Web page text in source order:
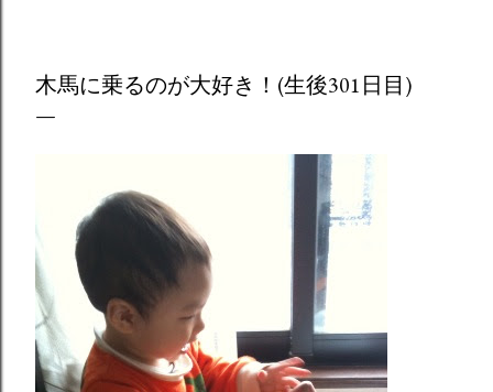
木馬に乗るのが大好き！(生後301日目)